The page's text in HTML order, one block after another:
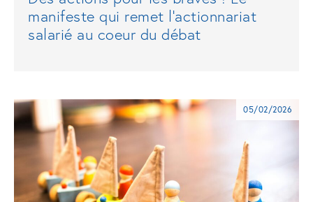
manifeste qui remet l'actionnariat
salarié au coeur du débat
05/02/2026